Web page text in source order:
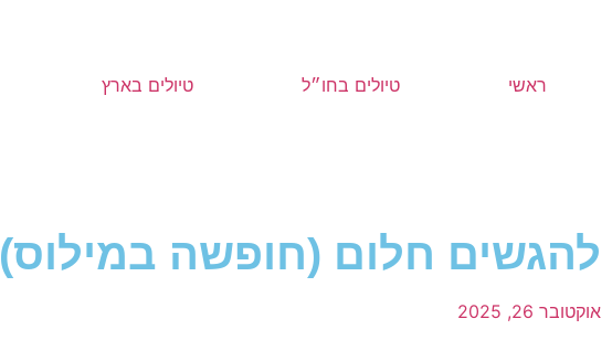
ראשי טיולים בחו״ל טיולים בארץ
להגשים חלום (חופשה במילוס)
אוקטובר 26, 2025